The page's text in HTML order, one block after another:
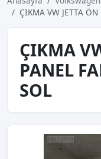
ÇIKMA VW JETTA
ÇIKMA
PANEL
SOL